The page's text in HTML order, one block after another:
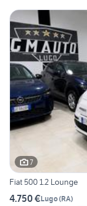
7
Fiat 500 1.2 Lounge
4.750 €Lugo(RA)